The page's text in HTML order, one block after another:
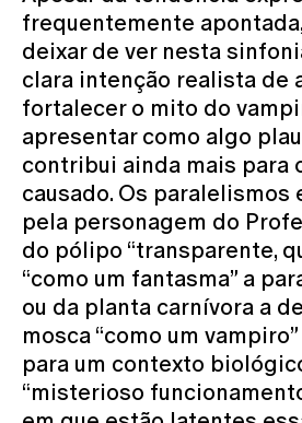
frequentemente
deixar de ver nesta
clara intenção realista de
fortalecer o mito do
apresentar como algo
contribui ainda mais para
causado. Os
pela personagem do
do pólipo “transparente,
“como um fantasma” a
ou da planta carnívora a
mosca “como um
para um contexto
“misterioso